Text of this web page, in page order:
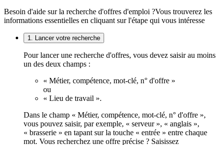
Besoin d'aide sur la recherche d'offres d'emploi ?Vous trouverez les
informations essentielles en cliquant sur l'étape qui vous intéresse
1. Lancer votre recherche
Pour lancer une recherche d'offres, vous devez saisir au moins
un des deux champs :
« Métier, compétence, mot-clé, n° d'offre »
ou
« Lieu de travail ».
Dans le champ « Métier, compétence, mot-clé, n° d'offre »,
vous pouvez saisir, par exemple, « serveur », « anglais »,
« brasserie » en tapant sur la touche « entrée » entre chaque
mot. Vous recherchez une offre précise ? Saisissez